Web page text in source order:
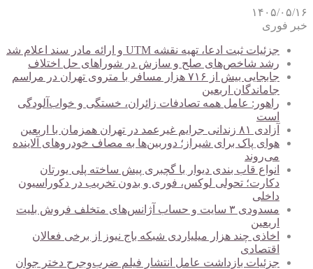
۱۴۰۵/۰۵/۱۶
خبر فوری
جزئیات ثبت ادعا، تهیه نقشه UTM و ارائه مادر سند اعلام شد
رشد شاخص‌های صلح و سازش در شوراهای حل اختلاف
جابجایی بیش از ۷۱۶ هزار مسافر با متروی تهران در مراسم
جاماندگان اربعین
راهور: عامل همه تصادفات زائران، خستگی و خواب‌آلودگی
است
آزادی ۸۱ زندانی جرایم غیرعمد در تهران همزمان با اربعین
هوای پاک برای شیراز؛ دوربین‌ها به مصاف خودروهای آلاینده
می‌روند
انواع قاب بندی دیوار با گچبری پیش ساخته پلی یورتان
دکارت؛ تحولی لوکس، فوری و بدون تخریب در دکوراسیون
داخلی
مسدودی ۳ سایت و حساب آژانس‌های متخلف فروش بلیت
اربعین
اخاذی چند هزار میلیاردی شبکه باج نیوز از برخی فعالان
اقتصادی
جزئیات بازداشت عامل انتشار فیلم ضرب‌وجرح دختر جوان